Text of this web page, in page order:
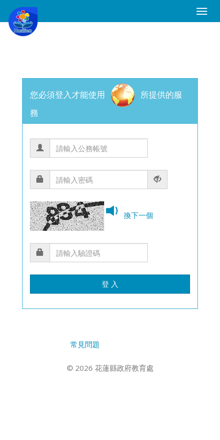
Toggle
您必須登入才能使用
所提供的服
務
換下一個
登 入
常見問題
© 2026 花蓮縣政府教育處